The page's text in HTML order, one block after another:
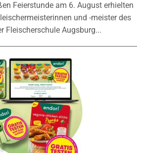
Feierstunde am 6. August erhielten
und -meister des
Fleischerschule Augsburg...